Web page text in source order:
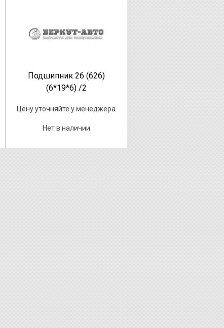
Подшипник 26 (626)
(6*19*6) /2
Цену уточняйте у менеджера
Нет в наличии